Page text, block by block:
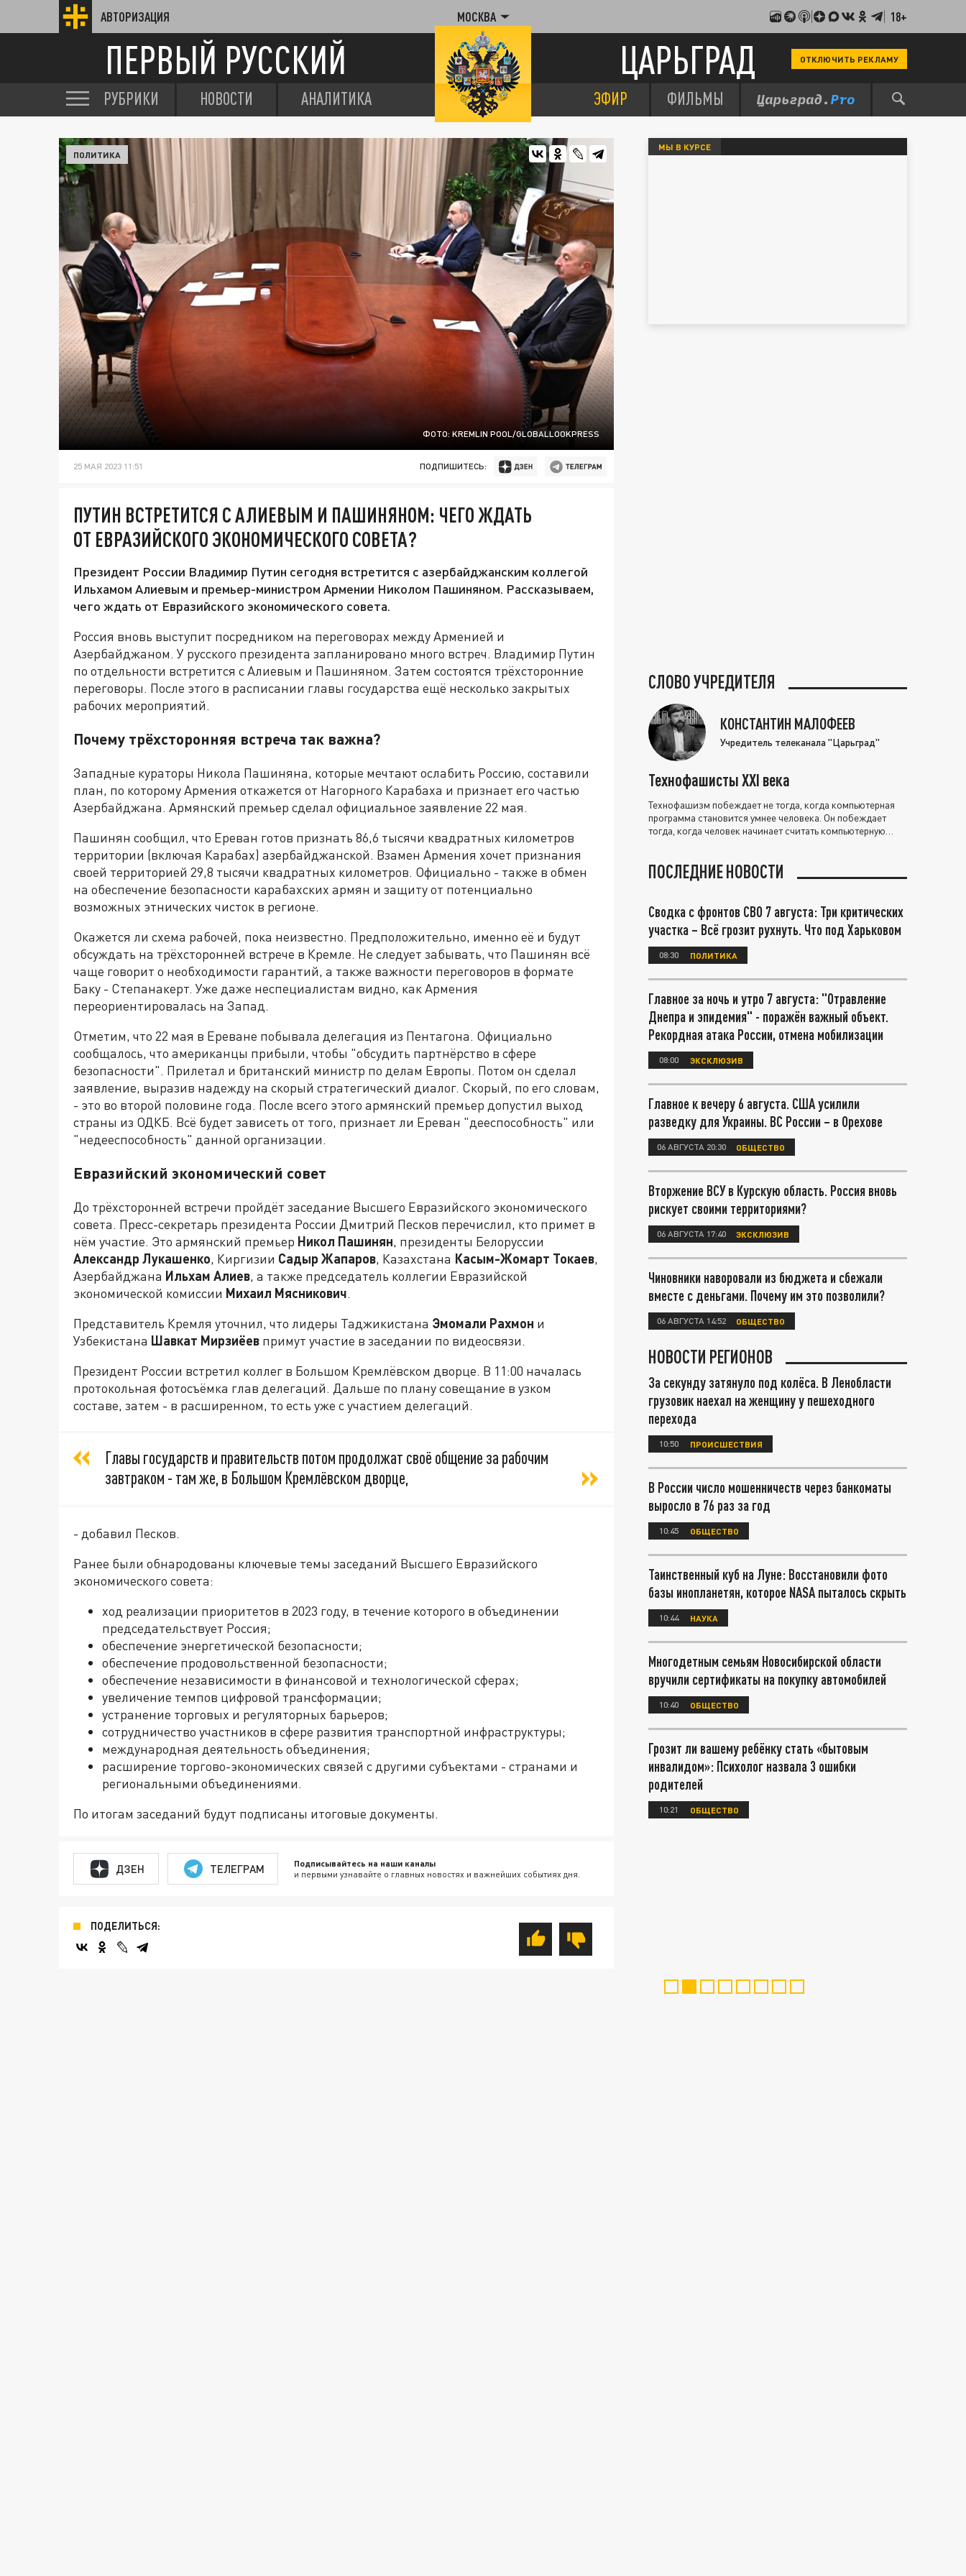
АВТОРИЗАЦИЯ МОСКВА 18+
ПЕРВЫЙ РУССКИЙ ЦАРЬГРАД ОТКЛЮЧИТЬ РЕКЛАМУ
РУБРИКИ НОВОСТИ АНАЛИТИКА ЭФИР ФИЛЬМЫ
ФОТО: KREMLIN POOL/GLOBALLOOKPRESS
ПОЛИТИКА
25 МАЯ 2023 11:51 ПОДПИШИТЕСЬ:
ПУТИН ВСТРЕТИТСЯ С АЛИЕВЫМ И ПАШИНЯНОМ: ЧЕГО ЖДАТЬ
ОТ ЕВРАЗИЙСКОГО ЭКОНОМИЧЕСКОГО СОВЕТА?
Президент России Владимир Путин сегодня встретится с азербайджанским коллегой
Ильхамом Алиевым и премьер-министром Армении Николом Пашиняном. Рассказываем,
чего ждать от Евразийского экономического совета.
Россия вновь выступит посредником на переговорах между Арменией и
Азербайджаном. У русского президента запланировано много встреч. Владимир Путин
по отдельности встретится с Алиевым и Пашиняном. Затем состоятся трёхсторонние
переговоры. После этого в расписании главы государства ещё несколько закрытых
рабочих мероприятий.
Почему трёхсторонняя встреча так важна?
Западные кураторы Никола Пашиняна, которые мечтают ослабить Россию, составили
план, по которому Армения откажется от Нагорного Карабаха и признает его частью
Азербайджана. Армянский премьер сделал официальное заявление 22 мая.
Пашинян сообщил, что Ереван готов признать 86,6 тысячи квадратных километров
территории (включая Карабах) азербайджанской. Взамен Армения хочет признания
своей территорией 29,8 тысячи квадратных километров. Официально - также в обмен
на обеспечение безопасности карабахских армян и защиту от потенциально
возможных этнических чисток в регионе.
Окажется ли схема рабочей, пока неизвестно. Предположительно, именно её и будут
обсуждать на трёхсторонней встрече в Кремле. Не следует забывать, что Пашинян всё
чаще говорит о необходимости гарантий, а также важности переговоров в формате
Баку - Степанакерт. Уже даже неспециалистам видно, как Армения
переориентировалась на Запад.
Отметим, что 22 мая в Ереване побывала делегация из Пентагона. Официально
сообщалось, что американцы прибыли, чтобы "обсудить партнёрство в сфере
безопасности". Прилетал и британский министр по делам Европы. Потом он сделал
заявление, выразив надежду на скорый стратегический диалог. Скорый, по его словам,
- это во второй половине года. После всего этого армянский премьер допустил выход
страны из ОДКБ. Всё будет зависеть от того, признает ли Ереван "дееспособность" или
"недееспособность" данной организации.
Евразийский экономический совет
До трёхсторонней встречи пройдёт заседание Высшего Евразийского экономического
совета. Пресс-секретарь президента России Дмитрий Песков перечислил, кто примет в
нём участие. Это армянский премьер Никол Пашинян, президенты Белоруссии
Александр Лукашенко, Киргизии Садыр Жапаров, Казахстана Касым-Жомарт Токаев,
Азербайджана Ильхам Алиев, а также председатель коллегии Евразийской
экономической комиссии Михаил Мясникович.
Представитель Кремля уточнил, что лидеры Таджикистана Эмомали Рахмон и
Узбекистана Шавкат Мирзиёев примут участие в заседании по видеосвязи.
Президент России встретил коллег в Большом Кремлёвском дворце. В 11:00 началась
протокольная фотосъёмка глав делегаций. Дальше по плану совещание в узком
составе, затем - в расширенном, то есть уже с участием делегаций.
Главы государств и правительств потом продолжат своё общение за рабочим
завтраком - там же, в Большом Кремлёвском дворце,
- добавил Песков.
Ранее были обнародованы ключевые темы заседаний Высшего Евразийского
экономического совета:
ход реализации приоритетов в 2023 году, в течение которого в объединении
председательствует Россия;
обеспечение энергетической безопасности;
обеспечение продовольственной безопасности;
обеспечение независимости в финансовой и технологической сферах;
увеличение темпов цифровой трансформации;
устранение торговых и регуляторных барьеров;
сотрудничество участников в сфере развития транспортной инфраструктуры;
международная деятельность объединения;
расширение торгово-экономических связей с другими субъектами - странами и
региональными объединениями.
По итогам заседаний будут подписаны итоговые документы.
ДЗЕН ТЕЛЕГРАМ Подписывайтесь на наши каналы
и первыми узнавайте о главных новостях и важнейших событиях дня.
ПОДЕЛИТЬСЯ:
МЫ В КУРСЕ
СЛОВО УЧРЕДИТЕЛЯ
КОНСТАНТИН МАЛОФЕЕВ
Учредитель телеканала "Царьград"
Технофашисты XXI века
Технофашизм побеждает не тогда, когда компьютерная
программа становится умнее человека. Он побеждает
тогда, когда человек начинает считать компьютерную
ПОСЛЕДНИЕ НОВОСТИ
Сводка с фронтов СВО 7 августа: Три критических
участка – Всё грозит рухнуть. Что под Харьковом
08:30 ПОЛИТИКА
Главное за ночь и утро 7 августа: "Отравление
Днепра и эпидемия" - поражён важный объект.
Рекордная атака России, отмена мобилизации
08:00 ЭКСКЛЮЗИВ
Главное к вечеру 6 августа. США усилили
разведку для Украины. ВС России – в Орехове
06 АВГУСТА 20:30 ОБЩЕСТВО
Вторжение ВСУ в Курскую область. Россия вновь
рискует своими территориями?
06 АВГУСТА 17:40 ЭКСКЛЮЗИВ
Чиновники наворовали из бюджета и сбежали
вместе с деньгами. Почему им это позволили?
06 АВГУСТА 14:52 ОБЩЕСТВО
НОВОСТИ РЕГИОНОВ
За секунду затянуло под колёса. В Ленобласти
грузовик наехал на женщину у пешеходного
перехода
10:50 ПРОИСШЕСТВИЯ
В России число мошенничеств через банкоматы
выросло в 76 раз за год
10:45 ОБЩЕСТВО
Таинственный куб на Луне: Восстановили фото
базы инопланетян, которое NASA пыталось скрыть
10:44 НАУКА
Многодетным семьям Новосибирской области
вручили сертификаты на покупку автомобилей
10:40 ОБЩЕСТВО
Грозит ли вашему ребёнку стать «бытовым
инвалидом»: Психолог назвала 3 ошибки
родителей
10:21 ОБЩЕСТВО